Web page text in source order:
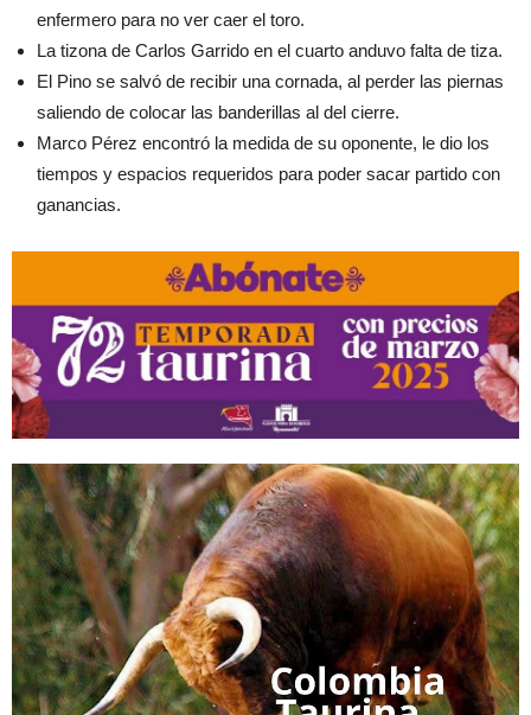
enfermero para no ver caer el toro.
La tizona de Carlos Garrido en el cuarto anduvo falta de tiza.
El Pino se salvó de recibir una cornada, al perder las piernas
saliendo de colocar las banderillas al del cierre.
Marco Pérez encontró la medida de su oponente, le dio los
tiempos y espacios requeridos para poder sacar partido con
ganancias.